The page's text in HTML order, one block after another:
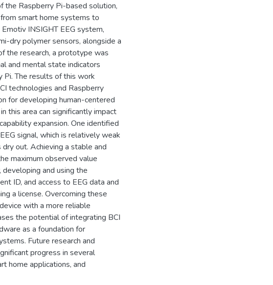
the Raspberry Pi-based solution,
smart home systems to
INSIGHT EEG system,
dry polymer sensors, alongside a
the research, a prototype was
and mental state indicators
Pi. The results of this work
technologies and Raspberry
for developing human-centered
this area can significantly impact
expansion. One identified
signal, which is relatively weak
out. Achieving a stable and
maximum observed value
and using the
ID, and access to EEG data and
a license. Overcoming these
with a more reliable
the potential of integrating BCI
as a foundation for
Future research and
progress in several
home applications, and